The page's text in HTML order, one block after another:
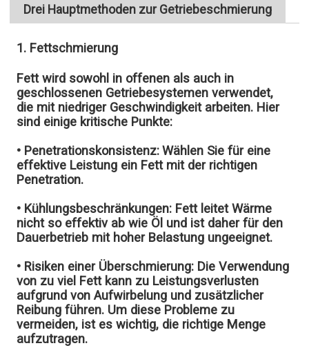
Drei Hauptmethoden zur Getriebeschmierung
1. Fettschmierung
Fett wird sowohl in offenen als auch in
geschlossenen Getriebesystemen verwendet,
die mit niedriger Geschwindigkeit arbeiten. Hier
sind einige kritische Punkte:
• Penetrationskonsistenz: Wählen Sie für eine
effektive Leistung ein Fett mit der richtigen
Penetration.
• Kühlungsbeschränkungen: Fett leitet Wärme
nicht so effektiv ab wie Öl und ist daher für den
Dauerbetrieb mit hoher Belastung ungeeignet.
• Risiken einer Überschmierung: Die Verwendung
von zu viel Fett kann zu Leistungsverlusten
aufgrund von Aufwirbelung und zusätzlicher
Reibung führen. Um diese Probleme zu
vermeiden, ist es wichtig, die richtige Menge
aufzutragen.